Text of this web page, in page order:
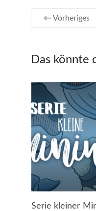
← Vorheriges
Das könnte
Serie kleiner